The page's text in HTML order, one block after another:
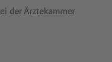
der Ärztekammer